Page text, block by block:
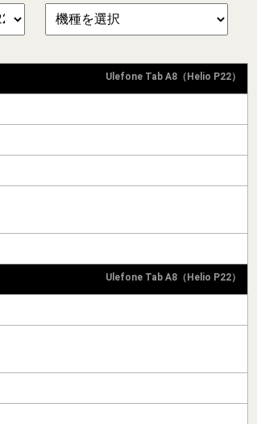
Ulefone Tab A8（Helio P22）
Ulefone Tab A8（Helio P22）